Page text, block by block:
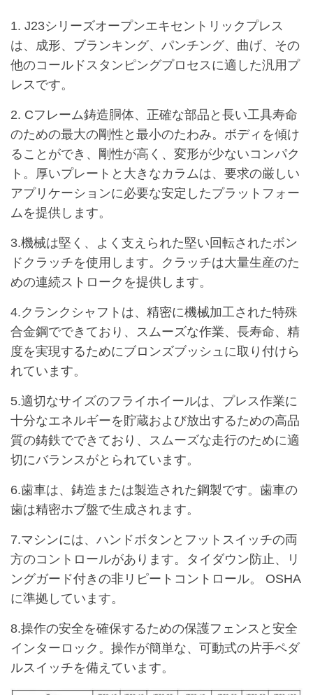
1. J23シリーズオープンエキセントリックプレス
は、成形、ブランキング、パンチング、曲げ、その
他のコールドスタンピングプロセスに適した汎用プ
レスです。
2. Cフレーム鋳造胴体、正確な部品と長い工具寿命
のための最大の剛性と最小のたわみ。ボディを傾け
ることができ、剛性が高く、変形が少ないコンパク
ト。厚いプレートと大きなカラムは、要求の厳しい
アプリケーションに必要な安定したプラットフォー
ムを提供します。
3.機械は堅く、よく支えられた堅い回転されたボン
ドクラッチを使用します。クラッチは大量生産のた
めの連続ストロークを提供します。
4.クランクシャフトは、精密に機械加工された特殊
合金鋼でできており、スムーズな作業、長寿命、精
度を実現するためにブロンズブッシュに取り付けら
れています。
5.適切なサイズのフライホイールは、プレス作業に
十分なエネルギーを貯蔵および放出するための高品
質の鋳鉄でできており、スムーズな走行のために適
切にバランスがとられています。
6.歯車は、鋳造または製造された鋼製です。歯車の
歯は精密ホブ盤で生成されます。
7.マシンには、ハンドボタンとフットスイッチの両
方のコントロールがあります。タイダウン防止、リ
ングガード付きの非リピートコントロール。 OSHA
に準拠しています。
8.操作の安全を確保するための保護フェンスと安全
インターロック。操作が簡単な、可動式の片手ペダ
ルスイッチを備えています。